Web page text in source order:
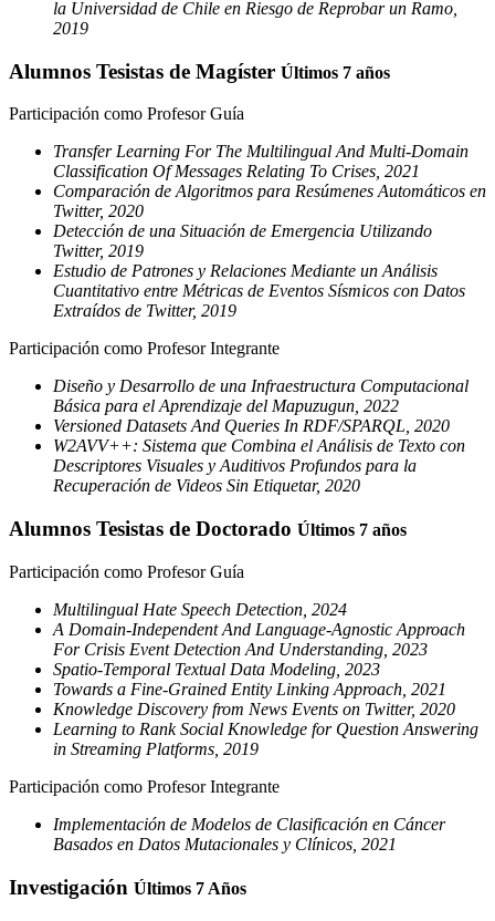
la Universidad de Chile en Riesgo de Reprobar un Ramo,
2019
Alumnos Tesistas de Magíster Últimos 7 años
Participación como Profesor Guía
Transfer Learning For The Multilingual And Multi-Domain
Classification Of Messages Relating To Crises, 2021
Comparación de Algoritmos para Resúmenes Automáticos en
Twitter, 2020
Detección de una Situación de Emergencia Utilizando
Twitter, 2019
Estudio de Patrones y Relaciones Mediante un Análisis
Cuantitativo entre Métricas de Eventos Sísmicos con Datos
Extraídos de Twitter, 2019
Participación como Profesor Integrante
Diseño y Desarrollo de una Infraestructura Computacional
Básica para el Aprendizaje del Mapuzugun, 2022
Versioned Datasets And Queries In RDF/SPARQL, 2020
W2AVV++: Sistema que Combina el Análisis de Texto con
Descriptores Visuales y Auditivos Profundos para la
Recuperación de Videos Sin Etiquetar, 2020
Alumnos Tesistas de Doctorado Últimos 7 años
Participación como Profesor Guía
Multilingual Hate Speech Detection, 2024
A Domain-Independent And Language-Agnostic Approach
For Crisis Event Detection And Understanding, 2023
Spatio-Temporal Textual Data Modeling, 2023
Towards a Fine-Grained Entity Linking Approach, 2021
Knowledge Discovery from News Events on Twitter, 2020
Learning to Rank Social Knowledge for Question Answering
in Streaming Platforms, 2019
Participación como Profesor Integrante
Implementación de Modelos de Clasificación en Cáncer
Basados en Datos Mutacionales y Clínicos, 2021
Investigación Últimos 7 Años